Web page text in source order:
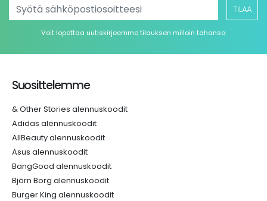
TILAA
Voit lopettaa uutiskirjeemme tilauksen milloin tahansa
Suosittelemme
& Other Stories alennuskoodit
Adidas alennuskoodit
AllBeauty alennuskoodit
Asus alennuskoodit
BangGood alennuskoodit
Björn Borg alennuskoodit
Burger King alennuskoodit